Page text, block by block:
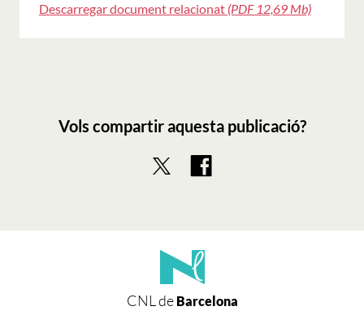
Descarregar document relacionat (PDF 12,69 Mb)
Vols compartir aquesta publicació?
CNL deBarcelona